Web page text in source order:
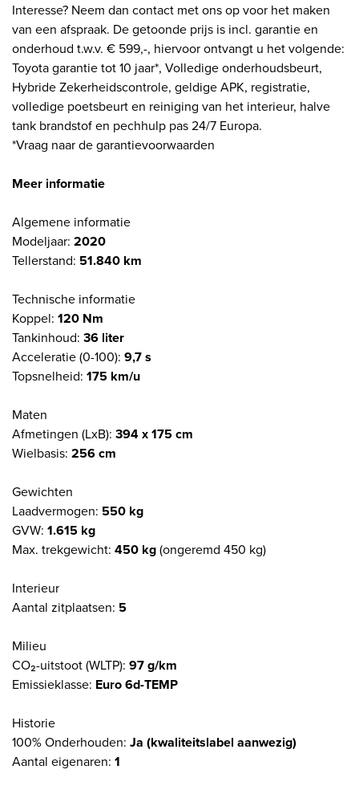
Interesse? Neem dan contact met ons op voor het maken
van een afspraak. De getoonde prijs is incl. garantie en
onderhoud t.w.v. € 599,-, hiervoor ontvangt u het volgende:
Toyota garantie tot 10 jaar*, Volledige onderhoudsbeurt,
Hybride Zekerheidscontrole, geldige APK, registratie,
volledige poetsbeurt en reiniging van het interieur, halve
tank brandstof en pechhulp pas 24/7 Europa.
*Vraag naar de garantievoorwaarden
Meer informatie
Algemene informatie
Modeljaar: 2020
Tellerstand: 51.840 km
Technische informatie
Koppel: 120 Nm
Tankinhoud: 36 liter
Acceleratie (0-100): 9,7 s
Topsnelheid: 175 km/u
Maten
Afmetingen (LxB): 394 x 175 cm
Wielbasis: 256 cm
Gewichten
Laadvermogen: 550 kg
GVW: 1.615 kg
Max. trekgewicht: 450 kg(ongeremd 450 kg)
Interieur
Aantal zitplaatsen: 5
Milieu
CO₂-uitstoot (WLTP): 97 g/km
Emissieklasse: Euro 6d-TEMP
Historie
100% Onderhouden: Ja (kwaliteitslabel aanwezig)
Aantal eigenaren: 1